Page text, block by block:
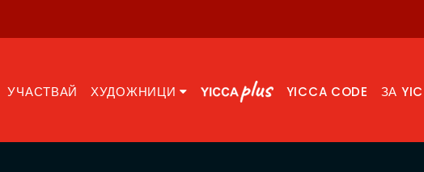
УЧАСТВАЙ ХУДОЖНИЦИ YICCA CODE ЗА